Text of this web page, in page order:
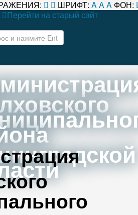
ШРИФТ: AAA ФОН:
Перейти на старый сайт